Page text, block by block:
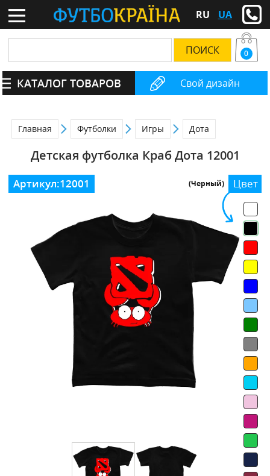
RU UA
Свой дизайн
0
КАТАЛОГ ТОВАРОВ
Главная Футболки Игры Дота
Детская футболка Краб Дота 12001
Цвет
(Черный)
Артикул:12001